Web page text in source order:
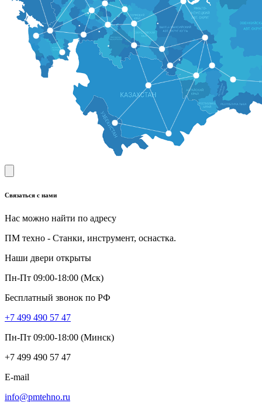
Связаться с нами
Нас можно найти по адресу
ПМ техно - Станки, инструмент, оснастка.
Наши двери открыты
Пн-Пт 09:00-18:00 (Мск)
Бесплатный звонок по РФ
+7 499 490 57 47
Пн-Пт 09:00-18:00 (Минск)
+7 499 490 57 47
E-mail
info@pmtehno.ru